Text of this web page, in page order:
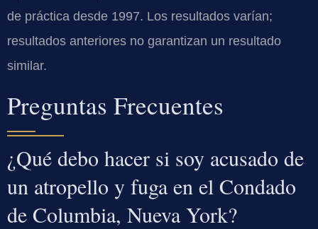
de práctica desde 1997. Los resultados varían;
resultados anteriores no garantizan un resultado
similar.
Preguntas Frecuentes
¿Qué debo hacer si soy acusado de
un atropello y fuga en el Condado
de Columbia, Nueva York?